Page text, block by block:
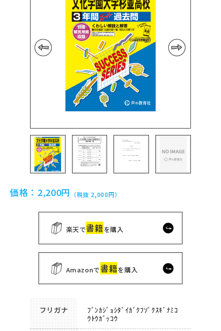
前の画像 次の画像
価格： 2,200円 （税抜 2,000円）
楽天で書籍を購入
Amazonで書籍を購入
フリガナ
ﾌﾞﾝｶｼﾞｮｼﾀﾞｲｶﾞｸﾌｿﾞｸｽｷﾞﾅﾐｺ
ｳﾄｳｶﾞｯｺｳ